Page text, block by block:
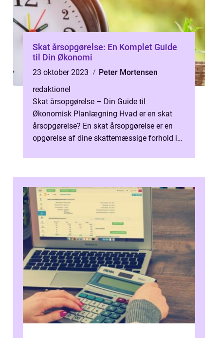
Skat årsopgørelse: En Komplet Guide
til Din Økonomi
23 oktober 2023
Peter Mortensen
redaktionel
Skat årsopgørelse – Din Guide til
Økonomisk Planlægning Hvad er en skat
årsopgørelse? En skat årsopgørelse er en
opgørelse af dine skattemæssige forhold i